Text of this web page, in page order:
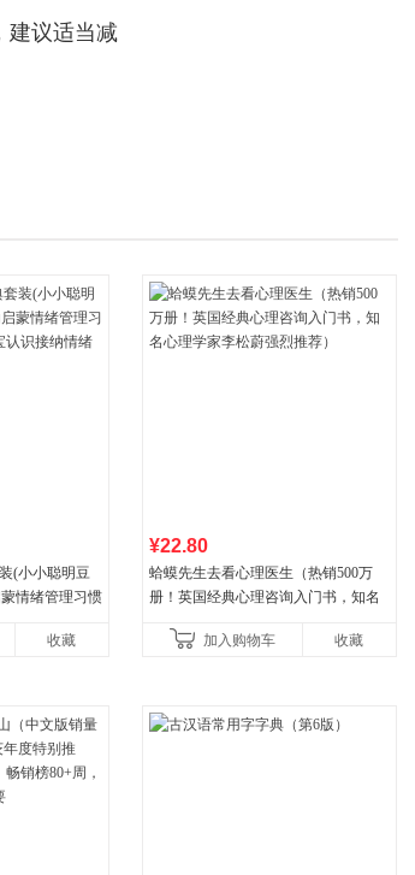
数码影音
电脑办公
大家电
建议适当减
(小小聪明豆
情绪管理习惯
收藏
¥22.80
蛤蟆先生去看心理医生（热销500万
册！英国经典心理咨询入门书，知名
加入购物车
收藏